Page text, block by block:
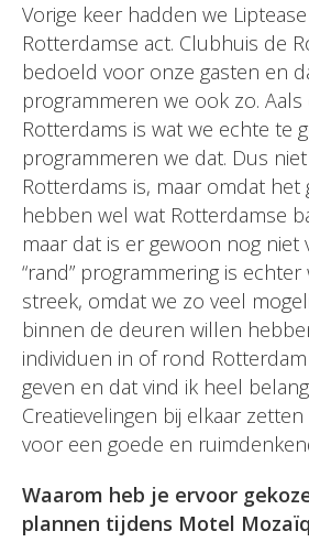
Vorige keer hadden we
Rotterdamse act. Clubhuis de
bedoeld voor onze gasten en
programmeren we ook zo. Aals
Rotterdams is wat we echte te
programmeren we dat. Dus
Rotterdams is, maar omdat het
hebben wel wat Rotterdamse
maar dat is er gewoon nog niet
“rand” programmering is
streek, omdat we zo veel
binnen de deuren willen
individuen in of rond
geven en dat vind ik heel
Creatievelingen bij elkaar
voor een goede en
Waarom heb je ervoor
plannen tijdens Motel